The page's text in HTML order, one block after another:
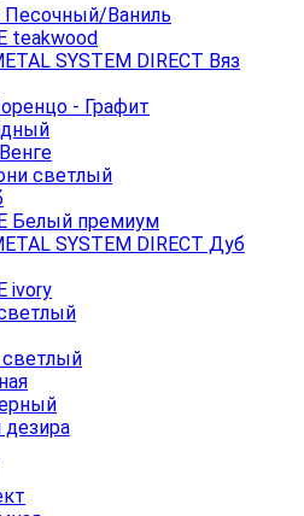
Песочный/Ваниль
teakwood
SYSTEM DIRECT Вяз
- Графит
светлый
Белый премиум
SYSTEM DIRECT Дуб
ivory